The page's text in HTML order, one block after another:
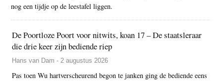
nog een tijdje op de leestafel liggen.
De Poortloze Poort voor nitwits, koan 17 – De staatsleraar
die drie keer zijn bediende riep
Hans van Dam - 2 augustus 2026
Pas toen Wu hartverscheurend begon te janken ging de bediende eens